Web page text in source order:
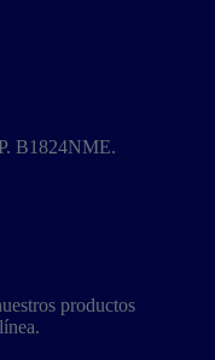
B1824NME.
productos